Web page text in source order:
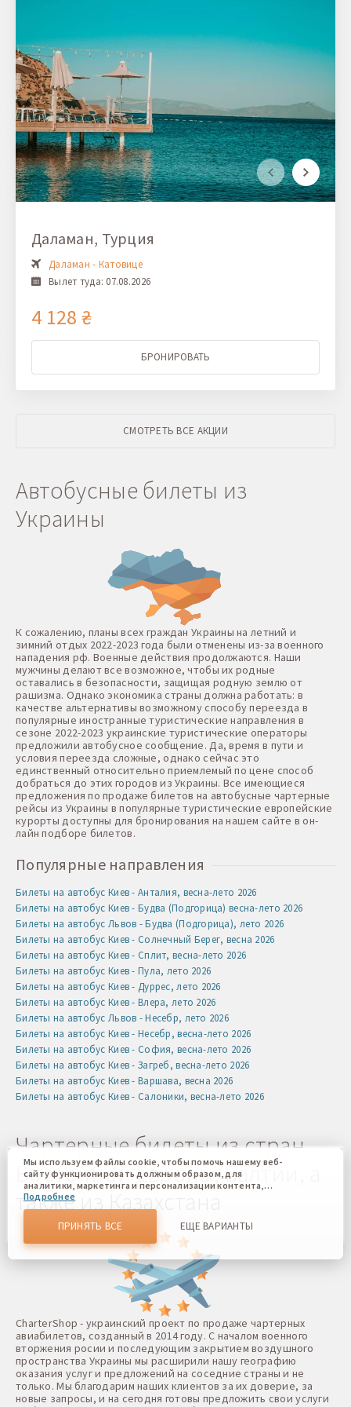
Даламан, Турция
Даламан - Катовице
Вылет туда: 07.08.2026
4 128 ₴
БРОНИРОВАТЬ
СМОТРЕТЬ ВСЕ АКЦИИ
Автобусные билеты из
Украины
К сожалению, планы всех граждан Украины на летний и
зимний отдых 2022-2023 года были отменены из-за военного
нападения рф. Военные действия продолжаются. Наши
мужчины делают все возможное, чтобы их родные
оставались в безопасности, защищая родную землю от
рашизма. Однако экономика страны должна работать: в
качестве альтернативы возможному способу переезда в
популярные иностранные туристические направления в
сезоне 2022-2023 украинские туристические операторы
предложили автобусное сообщение. Да, время в пути и
условия переезда сложные, однако сейчас это
единственный относительно приемлемый по цене способ
добраться до этих городов из Украины. Все имеющиеся
предложения по продаже билетов на автобусные чартерные
рейсы из Украины в популярные туристические европейские
курорты доступны для бронирования на нашем сайте в он-
лайн подборе билетов.
Популярные направления
Билеты на автобус Киев - Анталия, весна-лето 2026
Билеты на автобус Киев - Будва (Подгорица) весна-лето 2026
Билеты на автобус Львов - Будва (Подгорица), лето 2026
Билеты на автобус Киев - Солнечный Берег, весна 2026
Билеты на автобус Киев - Сплит, весна-лето 2026
Билеты на автобус Киев - Пула, лето 2026
Билеты на автобус Киев - Дуррес, лето 2026
Билеты на автобус Киев - Влера, лето 2026
Билеты на автобус Львов - Несебр, лето 2026
Билеты на автобус Киев - Несебр, весна-лето 2026
Билеты на автобус Киев - София, весна-лето 2026
Билеты на автобус Киев - Загреб, весна-лето 2026
Билеты на автобус Киев - Варшава, весна 2026
Билеты на автобус Киев - Салоники, весна-лето 2026
Чартерные билеты из стран
Восточной Европы, Балтии, а
также из Казахстана
CharterShop - украинский проект по продаже чартерных
авиабилетов, созданный в 2014 году. С началом военного
вторжения росии и последующим закрытием воздушного
пространства Украины мы расширили нашу географию
оказания услуг и предложений на соседние страны и не
только. Мы благодарим наших клиентов за их доверие, за
новые запросы, и на сегодня готовы предложить свои услуги
Мы используем файлы cookie, чтобы помочь нашему веб-
сайту функционировать должным образом, для
аналитики, маркетинга и персонализации контента,
который вы видите. Файлы cookies позволяют нам
отличать Вас от других пользователей нашего веб-сайта.
Соглашаясь, вы соглашаетесь на использование всех этих
файлов cookie. Вы можете обновить свои предпочтения,
нажав кнопку настроек файлов cookie, или в любое
время, перейдя к нашей политике использования файлов
Подробнее
ПРИНЯТЬ ВСЕ ЕЩЕ ВАРИАНТЫ